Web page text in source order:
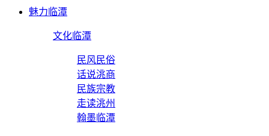
魅力临潭
文化临潭
民风民俗
话说洮商
民族宗教
走读洮州
翰墨临潭